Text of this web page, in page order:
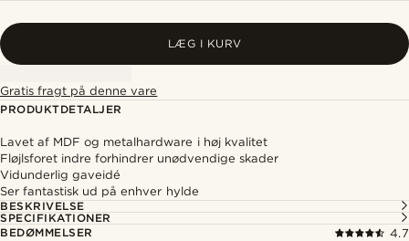
LÆG I KURV
Gratis fragt på denne vare
PRODUKTDETALJER
Lavet af MDF og metalhardware i høj kvalitet
Fløjlsforet indre forhindrer unødvendige skader
Vidunderlig gaveidé
Ser fantastisk ud på enhver hylde
BESKRIVELSE
SPECIFIKATIONER
BEDØMMELSER
4.7